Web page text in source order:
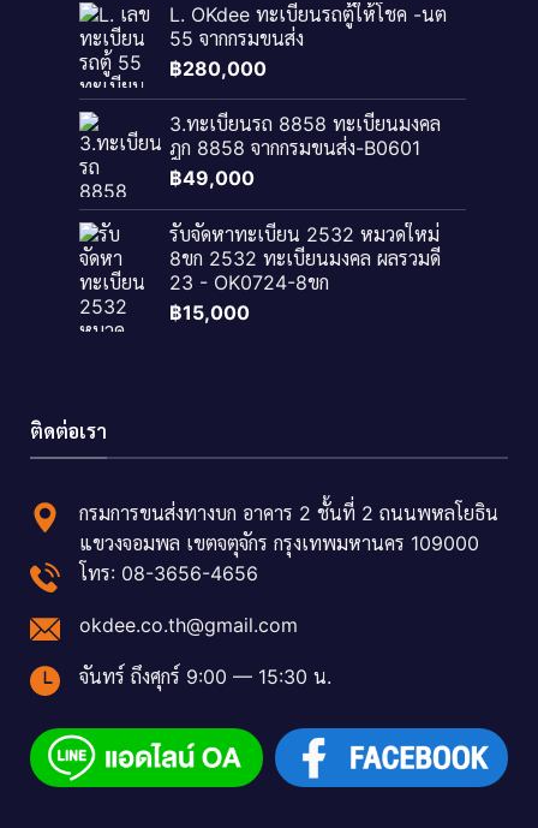
L. OKdee ทะเบียนรถตู้ให้โชค -นต
55 จากกรมขนส่ง
฿280,000
3.ทะเบียนรถ 8858 ทะเบียนมงคล
ฎก 8858 จากกรมขนส่ง-B0601
฿49,000
รับจัดหาทะเบียน 2532 หมวดใหม่
8ขก 2532 ทะเบียนมงคล ผลรวมดี
23 - OK0724-8ขก
฿15,000
ติดต่อเรา
กรมการขนส่งทางบก อาคาร 2 ชั้นที่ 2 ถนนพหลโยธิน
แขวงจอมพล เขตจตุจักร กรุงเทพมหานคร 109000
โทร: 08-3656-4656
okdee.co.th@gmail.com
จันทร์ ถึงศุกร์ 9:00 — 15:30 น.